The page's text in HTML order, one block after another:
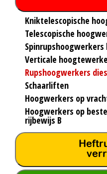
Kniktelescopische
Telescopische
Verticale
Rupshoogwerkers
Schaarliften
Hoogwerkers op
Hoogwerkers op
rijbewijs B